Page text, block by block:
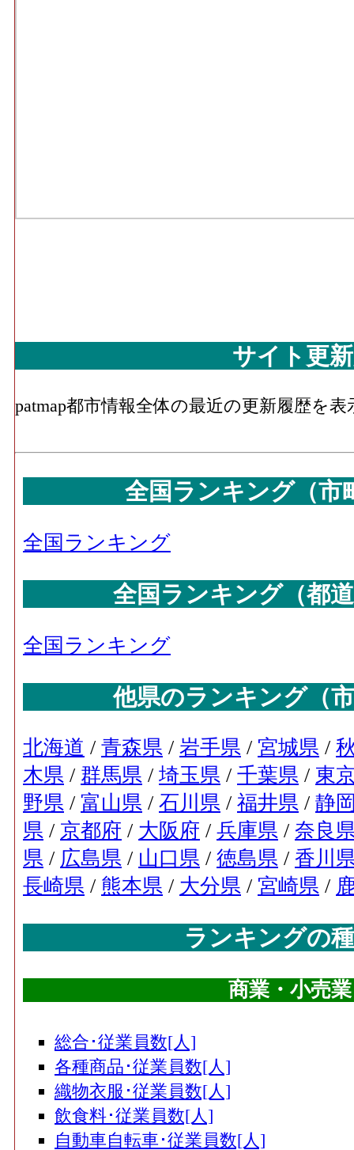
サイト更
patmap都市情報全体の最近の更新履歴を表
全国ランキング（市
全国ランキング
全国ランキング（都
全国ランキング
他県のランキング（
北海道 / 青森県 / 岩手県 / 宮城県 /
木県 / 群馬県 / 埼玉県 / 千葉県 / 東
野県 / 富山県 / 石川県 / 福井県 / 静
県 / 京都府 / 大阪府 / 兵庫県 / 奈良
県 / 広島県 / 山口県 / 徳島県 / 香川
長崎県 / 熊本県 / 大分県 / 宮崎県 /
ランキングの
商業・小売
総合･従業員数[人]
各種商品･従業員数[人]
織物衣服･従業員数[人]
飲食料･従業員数[人]
自動車自転車･従業員数[人]